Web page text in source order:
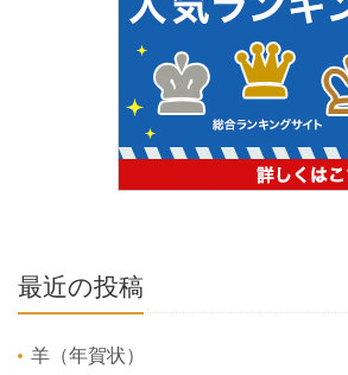
最近の投稿
羊（年賀状）